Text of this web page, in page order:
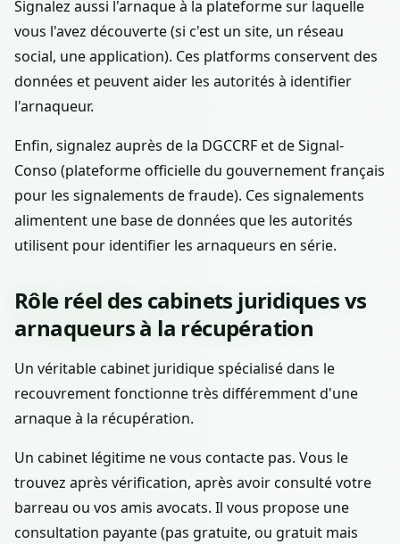
Signalez aussi l'arnaque à la plateforme sur laquelle
vous l'avez découverte (si c'est un site, un réseau
social, une application). Ces platforms conservent des
données et peuvent aider les autorités à identifier
l'arnaqueur.
Enfin, signalez auprès de la DGCCRF et de Signal-
Conso (plateforme officielle du gouvernement français
pour les signalements de fraude). Ces signalements
alimentent une base de données que les autorités
utilisent pour identifier les arnaqueurs en série.
Rôle réel des cabinets juridiques vs
arnaqueurs à la récupération
Un véritable cabinet juridique spécialisé dans le
recouvrement fonctionne très différemment d'une
arnaque à la récupération.
Un cabinet légitime ne vous contacte pas. Vous le
trouvez après vérification, après avoir consulté votre
barreau ou vos amis avocats. Il vous propose une
consultation payante (pas gratuite, ou gratuit mais